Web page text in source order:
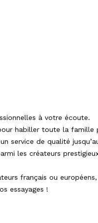
à votre écoute.
habiller toute la
service de qualité
les créateurs
français ou
essayages !